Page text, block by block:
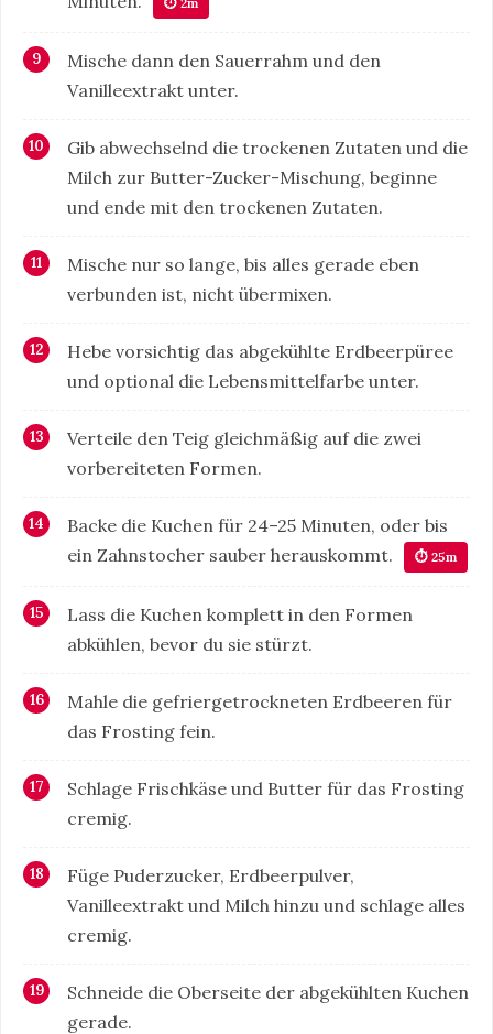
Mische dann den Sauerrahm und den
Vanilleextrakt unter.
Gib abwechselnd die trockenen Zutaten und die
Milch zur Butter-Zucker-Mischung, beginne
und ende mit den trockenen Zutaten.
Mische nur so lange, bis alles gerade eben
verbunden ist, nicht übermixen.
Hebe vorsichtig das abgekühlte Erdbeerpüree
und optional die Lebensmittelfarbe unter.
Verteile den Teig gleichmäßig auf die zwei
vorbereiteten Formen.
Backe die Kuchen für 24–25 Minuten, oder bis
ein Zahnstocher sauber herauskommt.
⏱ 25m
Lass die Kuchen komplett in den Formen
abkühlen, bevor du sie stürzt.
Mahle die gefriergetrockneten Erdbeeren für
das Frosting fein.
Schlage Frischkäse und Butter für das Frosting
cremig.
Füge Puderzucker, Erdbeerpulver,
Vanilleextrakt und Milch hinzu und schlage alles
cremig.
Schneide die Oberseite der abgekühlten Kuchen
gerade.